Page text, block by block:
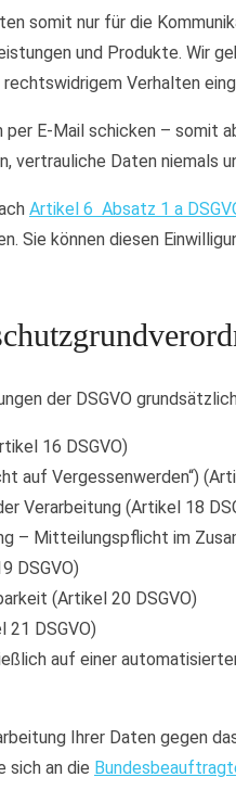
somit nur für die
und Produkte. Wir
Verhalten
per E-Mail schicken – somit
vertrauliche Daten niemals
Artikel 6 Absatz 1 a
Sie können diesen
der DSGVO
16 DSGVO)
auf Vergessenwerden“)
Verarbeitung (Artikel 18
– Mitteilungspflicht im
DSGVO)
(Artikel 20 DSGVO)
21 DSGVO)
auf einer
Ihrer Daten gegen
sich an die